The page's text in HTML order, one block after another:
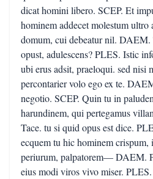
dicat homini libero. SCEP. Et
hominem addecet molestum ultro
domum, cui debeatur nil. DAEM.
opust, adulescens? PLES. Istic
ubi erus adsit, praeloqui. sed nisi
percontarier volo ego ex te.
negotio. SCEP. Quin tu in
harundinem, qui pertegamus
Tace. tu si quid opus est dice.
ecquem tu hic hominem
periurum, palpatorem— DAEM.
eius modi viros vivo miser.